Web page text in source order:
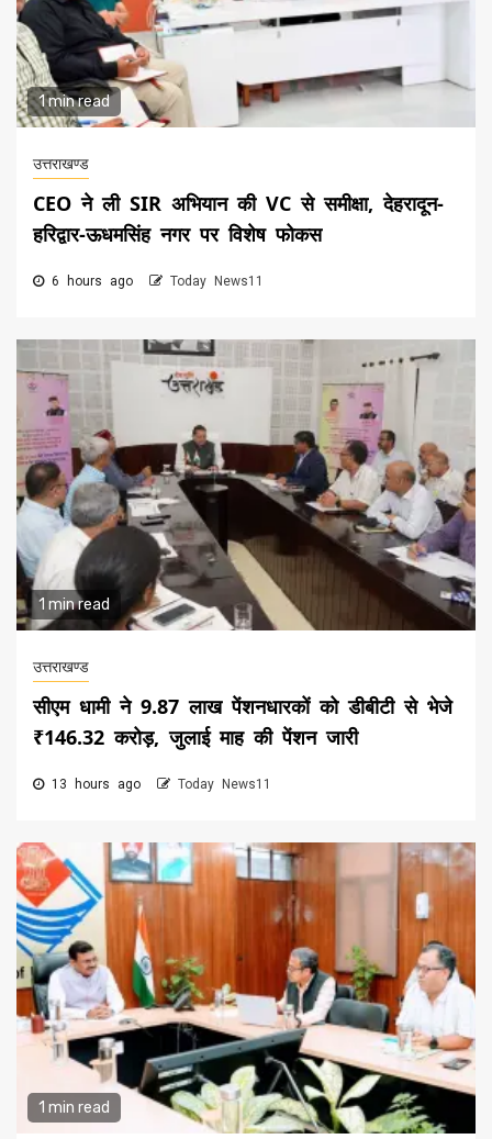
1 min read
उत्तराखण्ड
CEO ने ली SIR अभियान की VC से समीक्षा, देहरादून-
हरिद्वार-ऊधमसिंह नगर पर विशेष फोकस
6 hours ago Today News11
1 min read
उत्तराखण्ड
सीएम धामी ने 9.87 लाख पेंशनधारकों को डीबीटी से भेजे
₹146.32 करोड़, जुलाई माह की पेंशन जारी
13 hours ago Today News11
1 min read